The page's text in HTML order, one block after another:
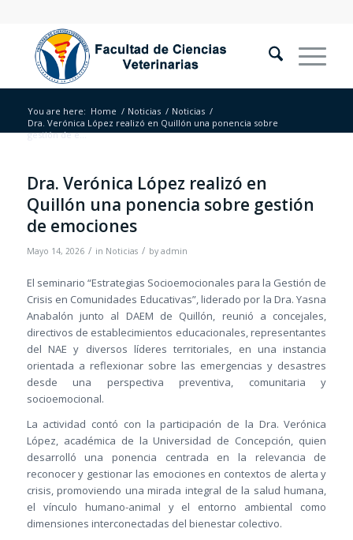
You are here: Home / Noticias / Noticias /
Dra. Verónica López realizó en Quillón una ponencia sobre
gestión de e...
Dra. Verónica López realizó en
Quillón una ponencia sobre gestión
de emociones
Mayo 14, 2026 / in Noticias / by admin
El seminario “Estrategias Socioemocionales para la Gestión de
Crisis en Comunidades Educativas”, liderado por la Dra. Yasna
Anabalón junto al DAEM de Quillón, reunió a concejales,
directivos de establecimientos educacionales, representantes
del NAE y diversos líderes territoriales, en una instancia
orientada a reflexionar sobre las emergencias y desastres
desde una perspectiva preventiva, comunitaria y
socioemocional.
La actividad contó con la participación de la Dra. Verónica
López, académica de la Universidad de Concepción, quien
desarrolló una ponencia centrada en la relevancia de
reconocer y gestionar las emociones en contextos de alerta y
crisis, promoviendo una mirada integral de la salud humana,
el vínculo humano-animal y el entorno ambiental como
dimensiones interconectadas del bienestar colectivo.